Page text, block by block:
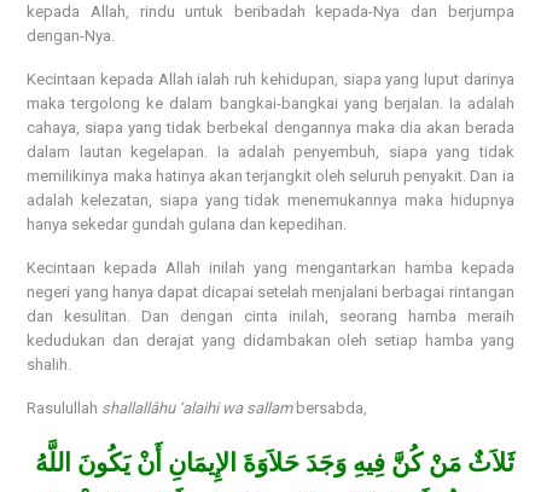
kepada Allah, rindu untuk beribadah kepada-Nya dan berjumpa
dengan-Nya.
Kecintaan kepada Allah ialah ruh kehidupan, siapa yang luput darinya
maka tergolong ke dalam bangkai-bangkai yang berjalan. Ia adalah
cahaya, siapa yang tidak berbekal dengannya maka dia akan berada
dalam lautan kegelapan. Ia adalah penyembuh, siapa yang tidak
memilikinya maka hatinya akan terjangkit oleh seluruh penyakit. Dan ia
adalah kelezatan, siapa yang tidak menemukannya maka hidupnya
hanya sekedar gundah gulana dan kepedihan.
Kecintaan kepada Allah inilah yang mengantarkan hamba kepada
negeri yang hanya dapat dicapai setelah menjalani berbagai rintangan
dan kesulitan. Dan dengan cinta inilah, seorang hamba meraih
kedudukan dan derajat yang didambakan oleh setiap hamba yang
shalih.
Rasulullah shallallâhu ‘alaihi wa sallambersabda,
ثَلاَثٌ مَنْ كُنَّ فِيهِ وَجَدَ حَلاَوَةَ الإِيمَانِ أَنْ يَكُونَ اللَّهُ